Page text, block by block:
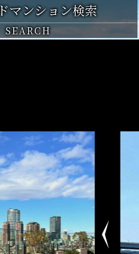
マンション検索
SEARCH